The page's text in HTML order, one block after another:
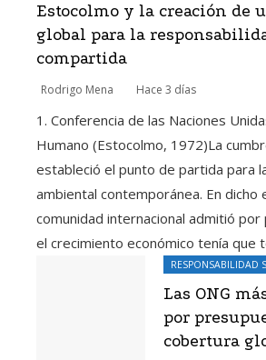
Estocolmo y la creación de
global para la
compartida
Rodrigo Mena Hace 3 días
1. Conferencia de las Naciones
Humano (Estocolmo, 1972)La
estableció el punto de partida para
ambiental contemporánea. En dicho
comunidad internacional admitió
el crecimiento económico tenía que
RESPONSABILIDAD
Las ONG
por
cobertura